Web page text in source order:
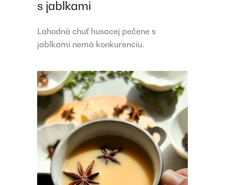
s jablkami
Lahodná chuť husacej pečene s
jablkami nemá konkurenciu.